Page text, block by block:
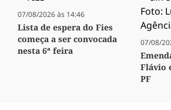
07/08/2026 às 14:46
Lista de espera do Fies
começa a ser convocada
nesta 6ª feira
07/08/
Flávio
PF